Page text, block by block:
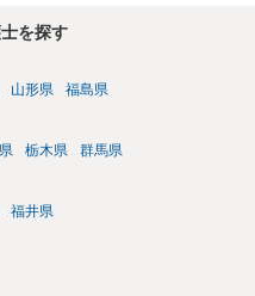
を探す
山形県 福島県
栃木県 群馬県
福井県